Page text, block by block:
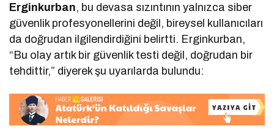
Erginkurban, bu devasa sızıntının yalnızca siber
güvenlik profesyonellerini değil, bireysel kullanıcıları
da doğrudan ilgilendirdiğini belirtti. Erginkurban,
“Bu olay artık bir güvenlik testi değil, doğrudan bir
tehdittir,” diyerek şu uyarılarda bulundu: